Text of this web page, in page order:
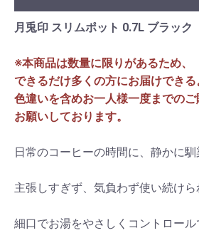
月兎印 スリムポット 0.7L ブラック
※本商品は数量に限りがあるため、
できるだけ多くの方にお届けできる
色違いを含めお一人様一度までのご
お願いしております。
日常のコーヒーの時間に、静かに馴
主張しすぎず、気負わず使い続けら
細口でお湯をやさしくコントロール